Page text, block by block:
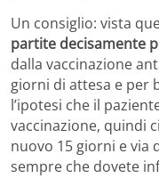
Un consiglio: vista
partite decisamente
dalla vaccinazione
giorni di attesa e per
l’ipotesi che il
vaccinazione, quindi
nuovo 15 giorni e via
sempre che dovete